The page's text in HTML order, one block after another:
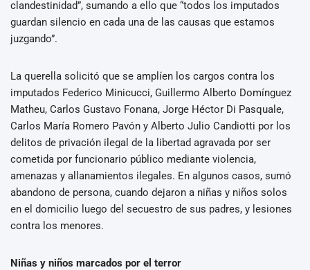
clandestinidad”, sumando a ello que “todos los imputados
guardan silencio en cada una de las causas que estamos
juzgando”.
La querella solicitó que se amplíen los cargos contra los
imputados Federico Minicucci, Guillermo Alberto Domínguez
Matheu, Carlos Gustavo Fonana, Jorge Héctor Di Pasquale,
Carlos María Romero Pavón y Alberto Julio Candiotti por los
delitos de privación ilegal de la libertad agravada por ser
cometida por funcionario público mediante violencia,
amenazas y allanamientos ilegales. En algunos casos, sumó
abandono de persona, cuando dejaron a niñas y niños solos
en el domicilio luego del secuestro de sus padres, y lesiones
contra los menores.
Niñas y niños marcados por el terror